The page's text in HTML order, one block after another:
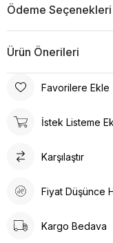
Ödeme Seçenekleri
Ürün Önerileri
Favorilere Ekle
İstek Listeme
Karşılaştır
Fiyat Düşünce
Kargo Bedava